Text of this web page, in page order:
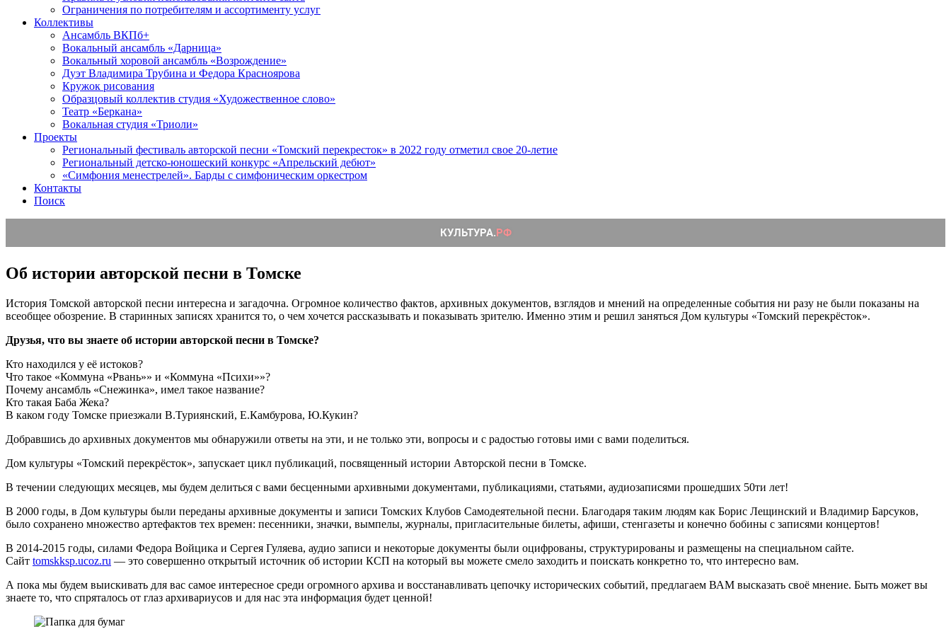
Ограничения по потребителям и ассортименту услуг
Коллективы
Ансамбль ВКПб+
Вокальный ансамбль «Дарница»
Вокальный хоровой ансамбль «Возрождение»
Дуэт Владимира Трубина и Федора Красноярова
Кружок рисования
Образцовый коллектив студия «Художественное слово»
Театр «Беркана»
Вокальная студия «Триоли»
Проекты
Региональный фестиваль авторской песни «Томский перекресток» в 2022 году отметил свое 20-летие
Региональный детско-юношеский конкурс «Апрельский дебют»
«Симфония менестрелей». Барды с симфоническим оркестром
Контакты
Поиск
Об истории авторской песни в Томске
История Томской авторской песни интересна и загадочна. Огромное количество фактов, архивных документов, взглядов и мнений на определенные события ни разу не были показаны на
всеобщее обозрение. В старинных записях хранится то, о чем хочется рассказывать и показывать зрителю. Именно этим и решил заняться Дом культуры «Томский перекрёсток».
Друзья, что вы знаете об истории авторской песни в Томске?
Кто находился у её истоков?
Что такое «Коммуна «Рвань»» и «Коммуна «Психи»»?
Почему ансамбль «Снежинка», имел такое название?
Кто такая Баба Жека?
В каком году Томске приезжали В.Туриянский, Е.Камбурова, Ю.Кукин?
Добравшись до архивных документов мы обнаружили ответы на эти, и не только эти, вопросы и с радостью готовы ими с вами поделиться.
Дом культуры «Томский перекрёсток», запускает цикл публикаций, посвященный истории Авторской песни в Томске.
В течении следующих месяцев, мы будем делиться с вами бесценными архивными документами, публикациями, статьями, аудиозаписями прошедших 50ти лет!
В 2000 годы, в Дом культуры были переданы архивные документы и записи Томских Клубов Самодеятельной песни. Благодаря таким людям как Борис Лещинский и Владимир Барсуков,
было сохранено множество артефактов тех времен: песенники, значки, вымпелы, журналы, пригласительные билеты, афиши, стенгазеты и конечно бобины с записями концертов!
В 2014-2015 годы, силами Федора Войцика и Сергея Гуляева, аудио записи и некоторые документы были оцифрованы, структурированы и размещены на специальном сайте.
Сайт tomskksp.ucoz.ru — это совершенно открытый источник об истории КСП на который вы можете смело заходить и поискать конкретно то, что интересно вам.
А пока мы будем выискивать для вас самое интересное среди огромного архива и восстанавливать цепочку исторических событий, предлагаем ВАМ высказать своё мнение. Быть может вы
знаете то, что спряталось от глаз архивариусов и для нас эта информация будет ценной!